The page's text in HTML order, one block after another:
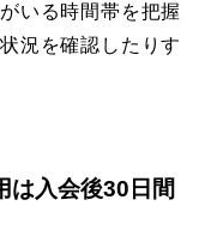
いる時間帯を把握
況を確認したりす
入会後30日間